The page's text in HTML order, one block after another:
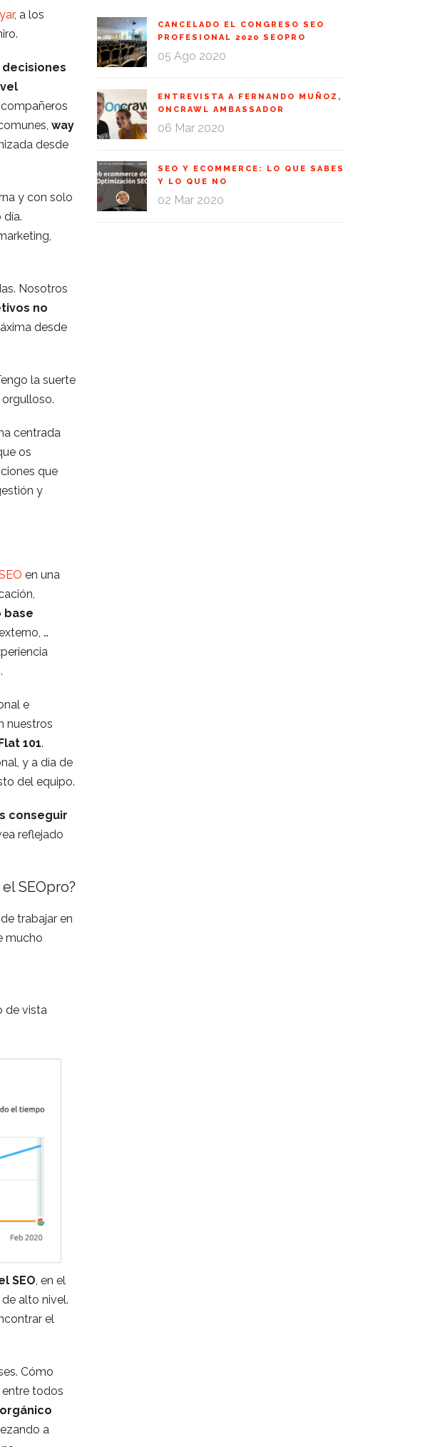
, a los
decisiones
way
desde
y con solo
día.
Nosotros
no
desde
la suerte
centrada
os
que
y
en una
base
…
e
nuestros
Flat 101.
y a día de
del equipo.
conseguir
reflejado
SEOpro?
trabajar en
mucho
de vista
SEO, en el
alto nivel.
el
Cómo
todos
a
CANCELADO EL CONGRESO SEO
PROFESIONAL 2020 SEOPRO
05 Ago 2020
ENTREVISTA A FERNANDO MUÑOZ,
ONCRAWL AMBASSADOR
06 Mar 2020
SEO Y ECOMMERCE: LO QUE SABES
Y LO QUE NO
02 Mar 2020